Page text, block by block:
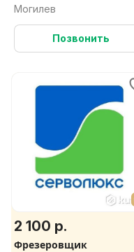
Могилев
Позвонить
2 100 р.
Фрезеровщик